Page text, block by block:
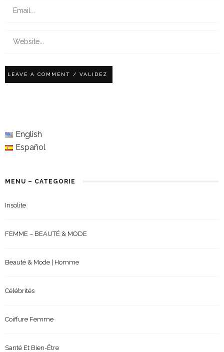
English
Español
MENU – CATEGORIE
Insolite
FEMME – BEAUTÉ & MODE
Beauté & Mode | Homme
Célébrités
Coiffure Femme
Santé Et Bien-Être